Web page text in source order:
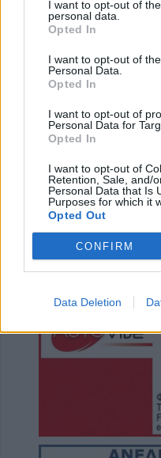
I want to opt-out of
personal data.
Opted In
I want to opt-out of
Personal Data.
Opted In
I want to opt-out of
Personal Data for
Opted In
I want to opt-out of
Retention, Sale, and/
Personal Data that Is
Purposes for which it
Opted Out
CONFIRM
Data Deletion
9 Αυγούστου 2026, 08:17
Την Κυριακή 9
Αθανάσιου Λαζαρίδη
9 Αυγούστου 2026, 08:05
(9/8) σε μεγάλο
της υπόλοιπης
Ανασύρθηκε χωρίς
ηλικιωμένος από
Αλεξανδρούπολης
8 Αυγούστου 2026, 21:54
στους
Σίσκος Α.
Πάρος: Νεκρό